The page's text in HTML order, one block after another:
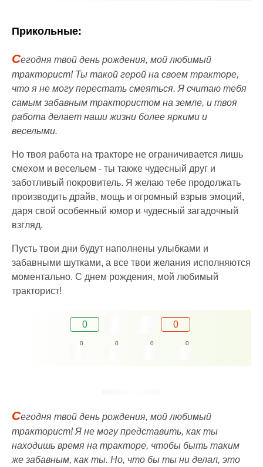
Прикольные:
Сегодня твой день рождения, мой любимый
тракторист! Ты такой герой на своем тракторе,
что я не могу перестать смеяться. Я считаю тебя
самым забавным трактористом на земле, и твоя
работа делает наши жизни более яркими и
веселыми.
Но твоя работа на тракторе не ограничивается лишь
смехом и весельем - ты также чудесный друг и
заботливый покровитель. Я желаю тебе продолжать
производить драйв, мощь и огромный взрыв эмоций,
даря свой особенный юмор и чудесный загадочный
взгляд.
Пусть твои дни будут наполнены улыбками и
забавными шутками, а все твои желания исполняются
моментально. С днем рождения, мой любимый
тракторист!
0 0
0 0 0 0
Сегодня твой день рождения, мой любимый
тракторист! Я не могу представить, как ты
находишь время на тракторе, чтобы быть таким
же забавным, как ты. Но, что бы ты ни делал, это